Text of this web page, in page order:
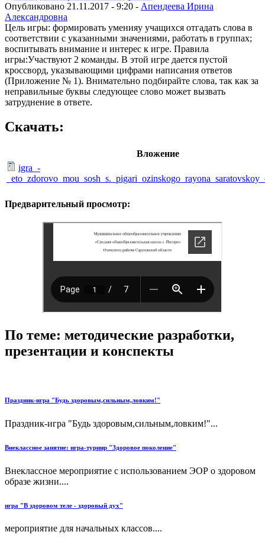
Опубликовано 21.11.2017 - 9:20 - Апендеева Ирина
Александровна
Цель игры: формировать уменияу учащихся отгадать слова в
соответствии с указанными значениями, работать в группах;
воспитывать внимание и интерес к игре. Правила
игры:Участвуют 2 команды. В этой игре дается пустой
кроссворд, указывающими цифрами написания ответов
(Приложение № 1). Внимательно подбирайте слова, так как за
неправильные буквы следующее слово может вызвать
затруднение в ответе.
Скачать:
Вложение
igra_-
Предварительный просмотр:
По теме: методические разработки,
презентации и конспекты
Праздник-игра "Будь здоровым,сильным,ловким!"
Праздник-игра "Будь здоровым,сильным,ловким!"...
Внеклассное занятие: игра-турнир "Здоровое поколение"
Внеклассное мероприятие с использованием ЭОР о здоровом
образе жизни....
игра "В здоровом теле - здоровый дух"
мероприятие для начальных классов....